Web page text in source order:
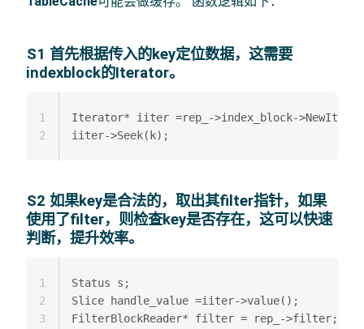
S1 首先根据传入的key定位数据，这需要
indexblock的Iterator。
Iterator* iiter =rep_->index_block-
1
2
S2 如果key是合法的，取出其filter指针，如果
使用了filter，则检查key是否存在，这可以快速
判断，提升效率。
Status s;
Slice handle_value =iiter->value();
FilterBlockReader* filter = rep_->filter;
1
2
3